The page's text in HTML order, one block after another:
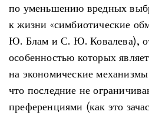
по уменьшению вредных
к жизни «симбиотические
Ю. Блам и С. Ю. Ковалева),
особенностью которых
на экономические
что последние не
преференциями (как это